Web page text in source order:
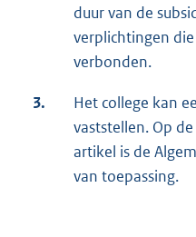
duur van de
verplichtingen
verbonden.
3.
Het college kan
vaststellen. Op
artikel is de
van toepassing.